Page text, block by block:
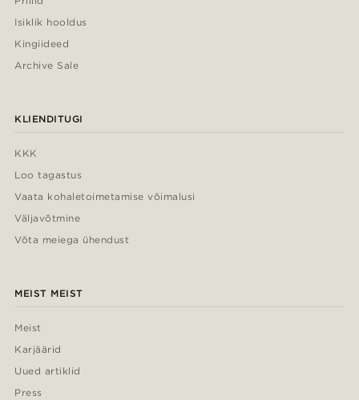
Isiklik hooldus
Kingiideed
Archive Sale
KLIENDITUGI
KKK
Loo tagastus
Vaata kohaletoimetamise võimalusi
Väljavõtmine
Võta meiega ühendust
MEIST MEIST
Meist
Karjäärid
Uued artiklid
Press